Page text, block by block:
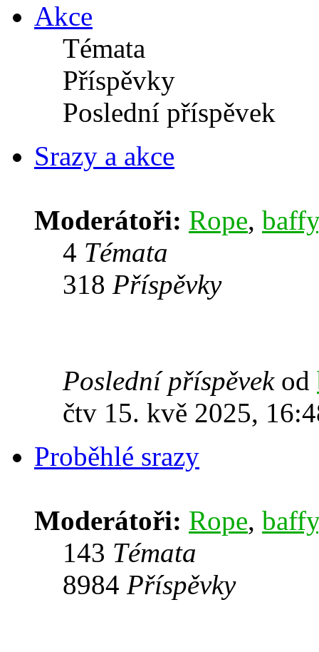
Akce
Témata
Příspěvky
Poslední příspěvek
Srazy a akce
Moderátoři: Rope, baffy
4 Témata
318 Příspěvky
Poslední příspěvekod
čtv 15. kvě 2025,
Proběhlé srazy
Moderátoři: Rope, baffy
143 Témata
8984 Příspěvky